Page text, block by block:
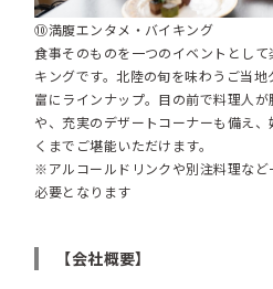
⑩満腹エンタメ・バイキング
食事そのものを一つのイベントとし
キングです。北陸の旬を味わうご当
富にラインナップ。目の前で料理人
や、充実のデザートコーナーも備え
くまでご堪能いただけます。
※アルコールドリンクや別注料理など
必要となります
【会社概要】